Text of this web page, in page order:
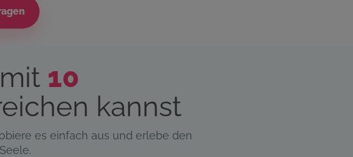
10
kannst
es einfach aus und erlebe den